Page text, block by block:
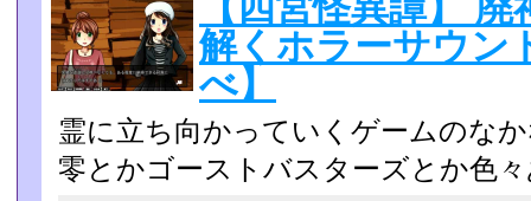
解くホラーサウン
べ】
霊に立ち向かっていくゲームのな
零とかゴーストバスターズ­とか色